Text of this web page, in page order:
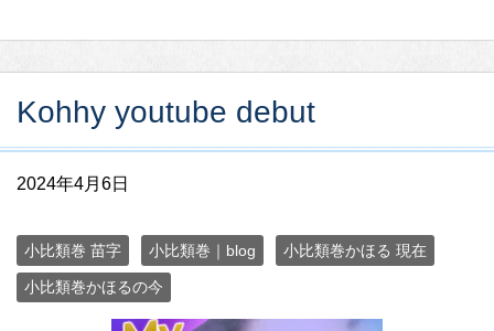
Kohhy youtube debut
2024年4月6日
小比類巻 苗字 小比類巻｜blog 小比類巻かほる 現在
小比類巻かほるの今